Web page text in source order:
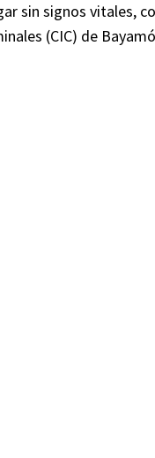
sin signos vitales,
(CIC) de